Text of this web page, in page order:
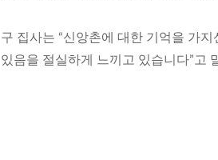
구 집사는 “신앙촌에 대한 기억을 가
있음을 절실하게 느끼고 있습니다”고